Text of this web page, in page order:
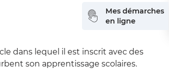
Mes démarches
en ligne
dans lequel il est inscrit avec des
son apprentissage scolaires.